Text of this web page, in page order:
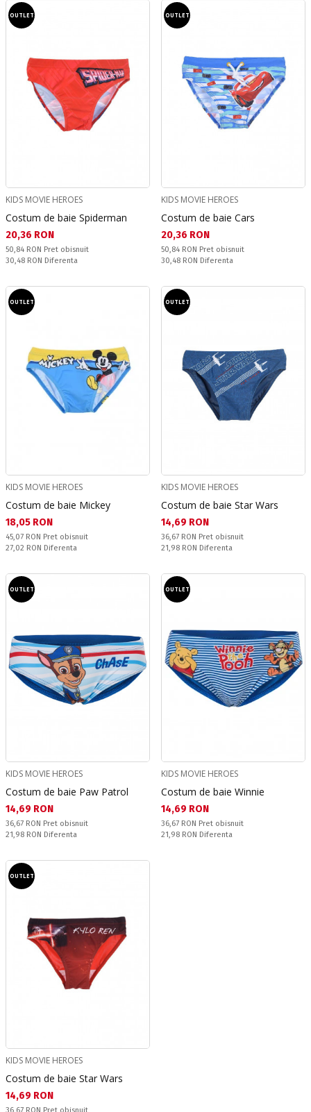
OUTLET
KIDS MOVIE HEROES
Costum de baie Spiderman
Текуща цена:
20,36 RON
Pret obisnuit:
50,84 RON Pret obisnuit
Спестявате:
30,48 RON Diferenta
OUTLET
KIDS MOVIE HEROES
Costum de baie Cars
Текуща цена:
20,36 RON
Pret obisnuit:
50,84 RON Pret obisnuit
Спестявате:
30,48 RON Diferenta
OUTLET
KIDS MOVIE HEROES
Costum de baie Mickey
Текуща цена:
18,05 RON
Pret obisnuit:
45,07 RON Pret obisnuit
Спестявате:
27,02 RON Diferenta
OUTLET
KIDS MOVIE HEROES
Costum de baie Star Wars
Текуща цена:
14,69 RON
Pret obisnuit:
36,67 RON Pret obisnuit
Спестявате:
21,98 RON Diferenta
OUTLET
KIDS MOVIE HEROES
Costum de baie Paw Patrol
Текуща цена:
14,69 RON
Pret obisnuit:
36,67 RON Pret obisnuit
Спестявате:
21,98 RON Diferenta
OUTLET
KIDS MOVIE HEROES
Costum de baie Winnie
Текуща цена:
14,69 RON
Pret obisnuit:
36,67 RON Pret obisnuit
Спестявате:
21,98 RON Diferenta
OUTLET
KIDS MOVIE HEROES
Costum de baie Star Wars
Текуща цена:
14,69 RON
Pret obisnuit: